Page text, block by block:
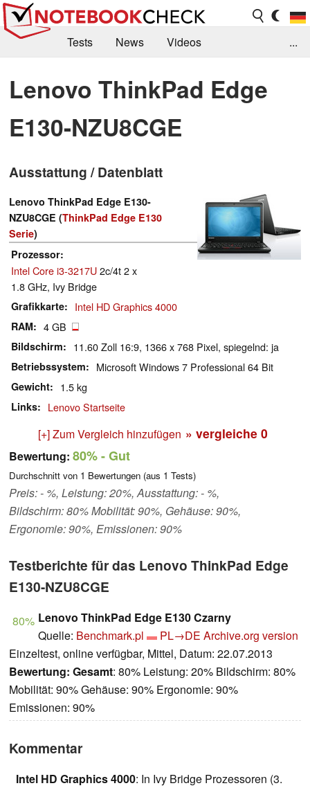
Tests News
Videos
Kaufberatung
Deals Suche
Jobs
Forum
...
Lenovo ThinkPad Edge
E130-NZU8CGE
Ausstattung / Datenblatt
Lenovo ThinkPad Edge E130-
NZU8CGE (ThinkPad Edge E130
Serie)
Prozessor
Intel Core i3-3217U2c/4t 2 x
1.8 GHz, Ivy Bridge
Grafikkarte Intel HD Graphics 4000
RAM 4 GB
Bildschirm 11.60 Zoll 16:9, 1366 x 768 Pixel, spiegelnd: ja
Betriebssystem Microsoft Windows 7 Professional 64 Bit
Gewicht 1.5 kg
Links Lenovo Startseite
[+] Zum Vergleich hinzufügen » vergleiche 0
Bewertung: 80%- Gut
Durchschnitt von 1 Bewertungen (aus 1 Tests)
Preis: - %, Leistung: 20%, Ausstattung: - %,
Bildschirm: 80% Mobilität: 90%, Gehäuse: 90%,
Ergonomie: 90%, Emissionen: 90%
Testberichte für das Lenovo ThinkPad Edge
E130-NZU8CGE
80% Lenovo ThinkPad Edge E130 Czarny
Quelle: Benchmark.pl PL→DE Archive.org version
Einzeltest, online verfügbar, Mittel, Datum: 22.07.2013
Bewertung: Gesamt: 80% Leistung: 20% Bildschirm: 80%
Mobilität: 90% Gehäuse: 90% Ergonomie: 90%
Emissionen: 90%
Kommentar
Intel HD Graphics 4000: In Ivy Bridge Prozessoren (3.